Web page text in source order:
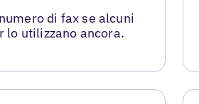
di fax se alcuni
lo utilizzano ancora.